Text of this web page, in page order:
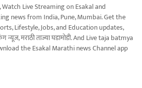
, Watch Live Streaming on Esakal and
news from India, Pune, Mumbai. Get the
Lifestyle, Jobs, and Education updates,
न्यूज, मराठी ताज्या घडामोडी. And Live taja batmya
the Esakal Marathi news Channel app